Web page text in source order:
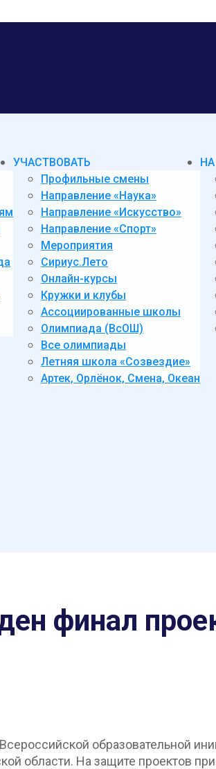
УЧАСТВОВАТЬ
Профильные смены
Направление «Наука»
Направление «Искусство»
Направление «Спорт»
Мероприятия
Сириус.Лето
Онлайн-курсы
Кружки и клубы
Ассоциированные школы
Олимпиада (ВсОШ)
Все олимпиады
Летняя школа «Созвездие»
Артек, Орлёнок, Смена, Океан
финал
образовательной
области. На защите проектов